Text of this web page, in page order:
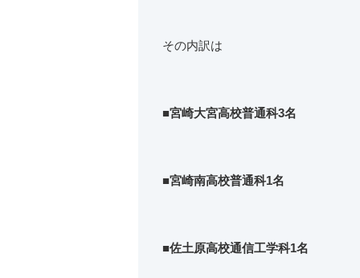
その内訳は
■宮崎大宮高校普通科3名
■宮崎南高校普通科1名
■佐土原高校通信工学科1名